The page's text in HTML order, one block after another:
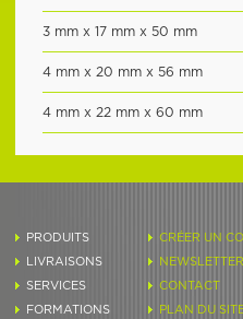
3 mm x 17 mm x 50 mm
4 mm x 20 mm x 56 mm
4 mm x 22 mm x 60 mm
PRODUITS
LIVRAISONS
SERVICES
FORMATIONS
CRÉER UN
NEWSLETTER
CONTACT
PLAN DU